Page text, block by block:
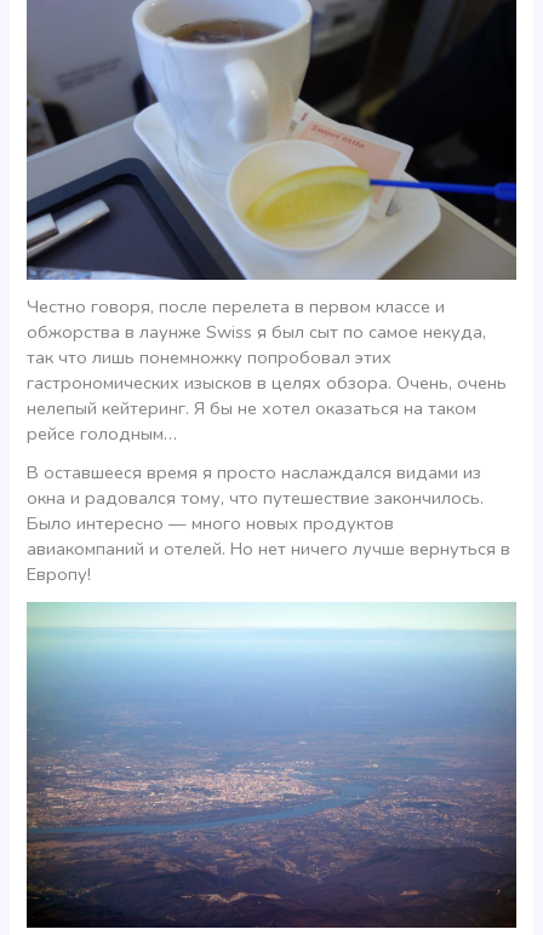
Честно говоря, после перелета в первом классе и
обжорства в лаунже Swiss я был сыт по самое некуда,
так что лишь понемножку попробовал этих
гастрономических изысков в целях обзора. Очень, очень
нелепый кейтеринг. Я бы не хотел оказаться на таком
рейсе голодным…
В оставшееся время я просто наслаждался видами из
окна и радовался тому, что путешествие закончилось.
Было интересно — много новых продуктов
авиакомпаний и отелей. Но нет ничего лучше вернуться в
Европу!